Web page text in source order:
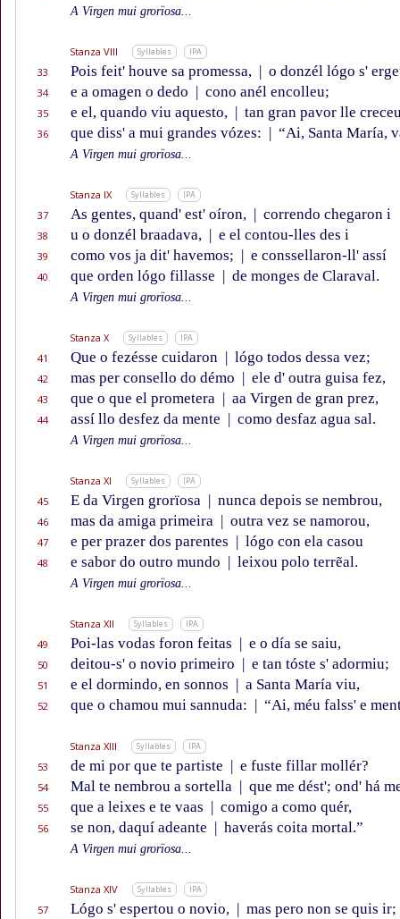
A Virgen mui grorïosa...
Stanza VIII Syllables IPA
33 Pois feit' houve sa promessa, | o donzél lógo s'
34 e a omagen o dedo | cono anél encolleu;
35 e el, quando viu aquesto, | tan gran pavor lle
36 que diss' a mui grandes vózes: | “Ai, Santa María,
A Virgen mui grorïosa...
Stanza IX Syllables IPA
37 As gentes, quand' est' oíron, | correndo chegaron i
38 u o donzél braadava, | e el contou-lles des i
39 como vos ja dit' havemos; | e conssellaron-ll' assí
40 que orden lógo fillasse | de monges de Claraval.
A Virgen mui grorïosa...
Stanza X Syllables IPA
41 Que o fezésse cuidaron | lógo todos dessa vez;
42 mas per consello do démo | ele d' outra guisa fez,
43 que o que el prometera | aa Virgen de gran prez,
44 assí llo desfez da mente | como desfaz agua sal.
A Virgen mui grorïosa...
Stanza XI Syllables IPA
45 E da Virgen grorïosa | nunca depois se nembrou,
46 mas da amiga primeira | outra vez se namorou,
47 e per prazer dos parentes | lógo con ela casou
48 e sabor do outro mundo | leixou polo terrẽal.
A Virgen mui grorïosa...
Stanza XII Syllables IPA
49 Poi-las vodas foron feitas | e o día se saiu,
50 deitou-s' o novio primeiro | e tan tóste s' adormiu;
51 e el dormindo, en sonnos | a Santa María viu,
52 que o chamou mui sannuda: | “Ai, méu falss' e
Stanza XIII Syllables IPA
53 de mi por que te partiste | e fuste fillar mollér?
54 Mal te nembrou a sortella | que me dést'; ond' há
55 que a leixes e te vaas | comigo a como quér,
56 se non, daquí adeante | haverás coita mortal.”
A Virgen mui grorïosa...
Stanza XIV Syllables IPA
57 Lógo s' espertou o novio, | mas pero non se quis ir;